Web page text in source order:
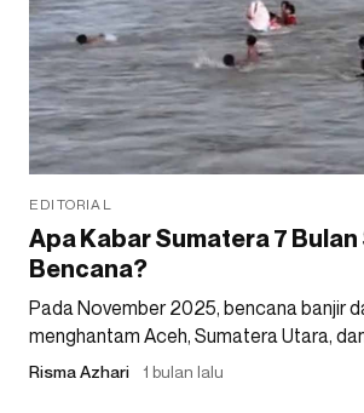
EDITORIAL
Apa Kabar Sumatera 7
Bencana?
Pada November 2025, bencana banjir
menghantam Aceh, Sumatera Utara,
Risma Azhari 1 bulan lalu